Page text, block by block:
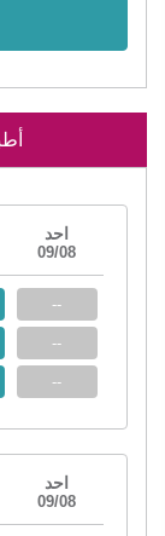
احد
09/08
--
--
--
احد
09/08